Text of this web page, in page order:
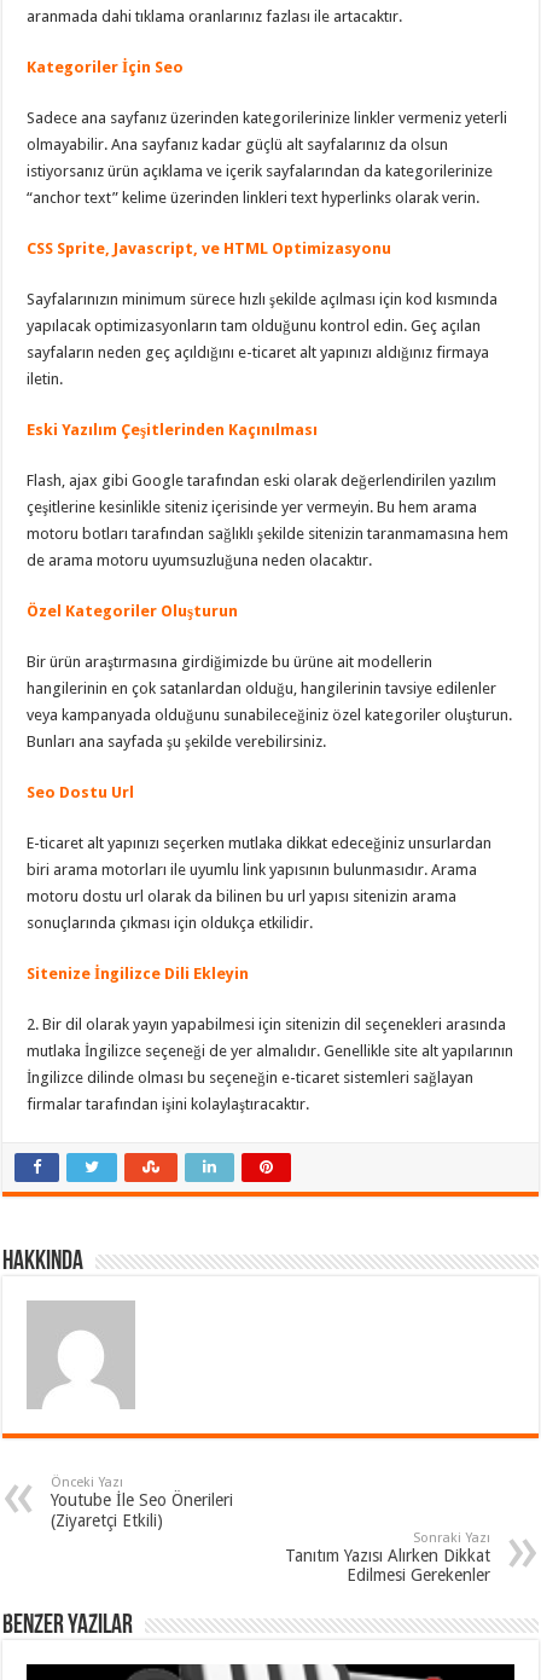
aranmada dahi tıklama oranlarınız fazlası ile artacaktır.
Kategoriler İçin Seo
Sadece ana sayfanız üzerinden kategorilerinize linkler vermeniz yeterli
olmayabilir. Ana sayfanız kadar güçlü alt sayfalarınız da olsun
istiyorsanız ürün açıklama ve içerik sayfalarından da kategorilerinize
“anchor text” kelime üzerinden linkleri text hyperlinks olarak verin.
CSS Sprite, Javascript, ve HTML Optimizasyonu
Sayfalarınızın minimum sürece hızlı şekilde açılması için kod kısmında
yapılacak optimizasyonların tam olduğunu kontrol edin. Geç açılan
sayfaların neden geç açıldığını e-ticaret alt yapınızı aldığınız firmaya
iletin.
Eski Yazılım Çeşitlerinden Kaçınılması
Flash, ajax gibi Google tarafından eski olarak değerlendirilen yazılım
çeşitlerine kesinlikle siteniz içerisinde yer vermeyin. Bu hem arama
motoru botları tarafından sağlıklı şekilde sitenizin taranmamasına hem
de arama motoru uyumsuzluğuna neden olacaktır.
Özel Kategoriler Oluşturun
Bir ürün araştırmasına girdiğimizde bu ürüne ait modellerin
hangilerinin en çok satanlardan olduğu, hangilerinin tavsiye edilenler
veya kampanyada olduğunu sunabileceğiniz özel kategoriler oluşturun.
Bunları ana sayfada şu şekilde verebilirsiniz.
Seo Dostu Url
E-ticaret alt yapınızı seçerken mutlaka dikkat edeceğiniz unsurlardan
biri arama motorları ile uyumlu link yapısının bulunmasıdır. Arama
motoru dostu url olarak da bilinen bu url yapısı sitenizin arama
sonuçlarında çıkması için oldukça etkilidir.
Sitenize İngilizce Dili Ekleyin
2. Bir dil olarak yayın yapabilmesi için sitenizin dil seçenekleri arasında
mutlaka İngilizce seçeneği de yer almalıdır. Genellikle site alt yapılarının
İngilizce dilinde olması bu seçeneğin e-ticaret sistemleri sağlayan
firmalar tarafından işini kolaylaştıracaktır.
Hakkında
Önceki Yazı
Youtube İle Seo Önerileri
(Ziyaretçi Etkili)
Sonraki Yazı
Tanıtım Yazısı Alırken Dikkat
Edilmesi Gerekenler
Benzer Yazılar